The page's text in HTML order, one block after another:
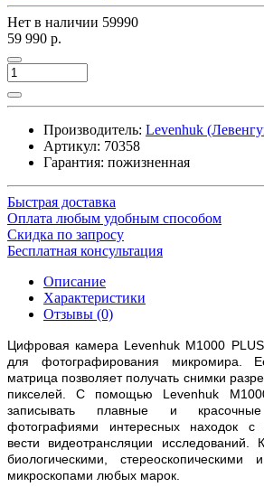
Нет в наличии 59990
59 990 р.
Производитель: Levenhuk
Артикул: 70358
Гарантия: пожизненная
Быстрая доставка
Оплата любым удобным способом
Скидка по запросу
Бесплатная консультация
Описание
Характеристики
Отзывы (0)
Цифровая камера Levenhuk M1000
для фотографирования микромира.
матрица позволяет получать снимки
пикселей. С помощью Levenhuk
записывать плавные и
фотографиями интересных находок с
вести видеотрансляции
биологическими, стереоскопическими
микроскопами любых марок.